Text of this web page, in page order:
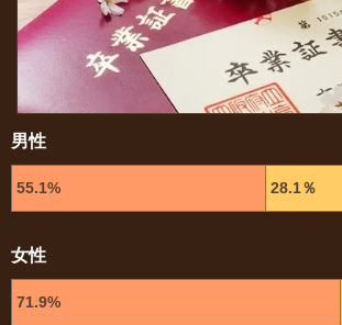
男性
55.1% 28.1％
女性
71.9%